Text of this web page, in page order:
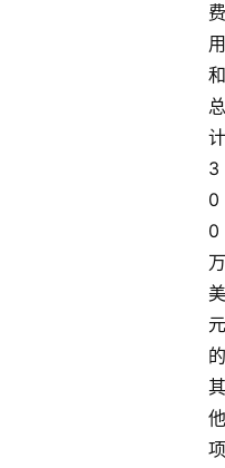
费
用
和
总
计
3
0
0
万
美
元
的
其
他
项